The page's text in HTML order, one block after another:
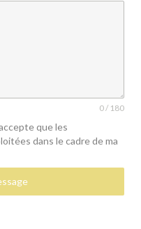
0 / 180
que les
dans le cadre de ma